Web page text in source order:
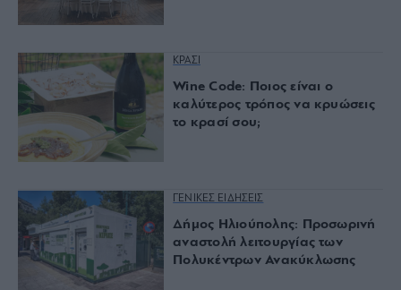
ΚΡΑΣΙ
Wine Code: Ποιος είναι ο
καλύτερος τρόπος να κρυώσεις
το κρασί σου;
ΓΕΝΙΚΕΣ ΕΙΔΗΣΕΙΣ
Δήμος Ηλιούπολης: Προσωρινή
αναστολή λειτουργίας των
Πολυκέντρων Ανακύκλωσης